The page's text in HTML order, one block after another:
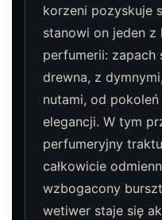
korzeni pozyskuje
stanowi on jeden
perfumerii: zapach
drewna, z
nutami, od
elegancji. W tym
perfumeryjny
całkowicie
wzbogacony
wetiwer staje się